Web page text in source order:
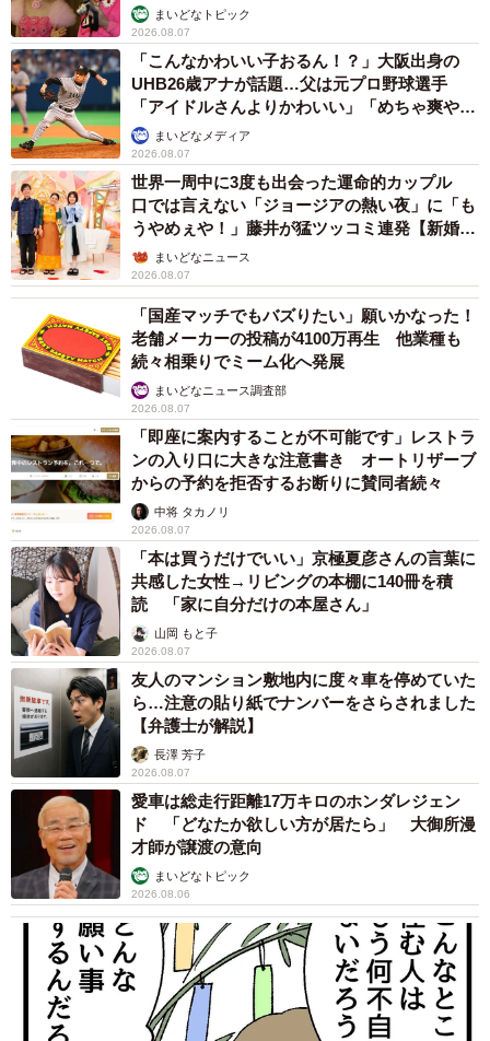
まいどなトピック
2026.08.07
「こんなかわいい子おるん！？」大阪出身の
UHB26歳アナが話題…父は元プロ野球選手
「アイドルさんよりかわいい」「めちゃ爽や
か」まいどなメディア
2026.08.07
世界一周中に3度も出会った運命的カップル
口では言えない「ジョージアの熱い夜」に「も
うやめぇや！」藤井が猛ツッコミ連発【新婚さ
ん】まいどなニュース
2026.08.07
「国産マッチでもバズりたい」願いかなった！
老舗メーカーの投稿が4100万再生 他業種も
続々相乗りでミーム化へ発展
まいどなニュース調査部
2026.08.07
「即座に案内することが不可能です」レストラ
ンの入り口に大きな注意書き オートリザーブ
からの予約を拒否するお断りに賛同者続々
中将 タカノリ
2026.08.07
「本は買うだけでいい」京極夏彦さんの言葉に
共感した女性→リビングの本棚に140冊を積
読 「家に自分だけの本屋さん」
山岡 もと子
2026.08.07
友人のマンション敷地内に度々車を停めていた
ら…注意の貼り紙でナンバーをさらされました
【弁護士が解説】
長澤 芳子
2026.08.07
愛車は総走行距離17万キロのホンダレジェン
ド 「どなたか欲しい方が居たら」 大御所漫
才師が譲渡の意向
まいどなトピック
2026.08.06